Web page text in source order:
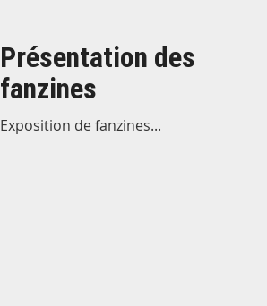
Présentation des
fanzines
Exposition de fanzines...